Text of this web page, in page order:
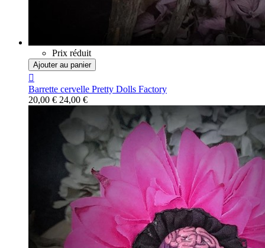
Prix réduit
Ajouter au panier

Barrette cervelle Pretty Dolls Factory
20,00 € 24,00 €